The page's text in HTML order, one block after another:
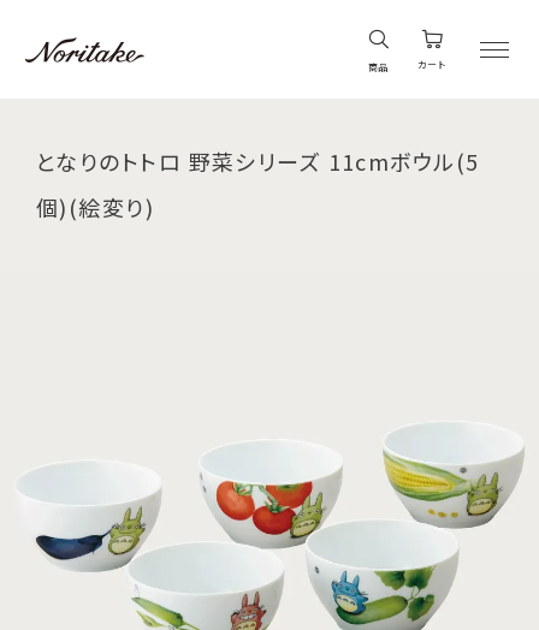
商品 カート
となりのトトロ 野菜シリーズ 11cmボウル(5
個)(絵変り)